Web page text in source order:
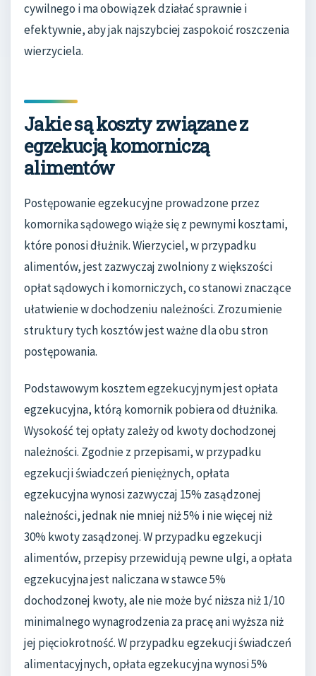
cywilnego i ma obowiązek działać sprawnie i
efektywnie, aby jak najszybciej zaspokoić roszczenia
wierzyciela.
Jakie są koszty związane z
egzekucją komorniczą
alimentów
Postępowanie egzekucyjne prowadzone przez
komornika sądowego wiąże się z pewnymi kosztami,
które ponosi dłużnik. Wierzyciel, w przypadku
alimentów, jest zazwyczaj zwolniony z większości
opłat sądowych i komorniczych, co stanowi znaczące
ułatwienie w dochodzeniu należności. Zrozumienie
struktury tych kosztów jest ważne dla obu stron
postępowania.
Podstawowym kosztem egzekucyjnym jest opłata
egzekucyjna, którą komornik pobiera od dłużnika.
Wysokość tej opłaty zależy od kwoty dochodzonej
należności. Zgodnie z przepisami, w przypadku
egzekucji świadczeń pieniężnych, opłata
egzekucyjna wynosi zazwyczaj 15% zasądzonej
należności, jednak nie mniej niż 5% i nie więcej niż
30% kwoty zasądzonej. W przypadku egzekucji
alimentów, przepisy przewidują pewne ulgi, a opłata
egzekucyjna jest naliczana w stawce 5%
dochodzonej kwoty, ale nie może być niższa niż 1/10
minimalnego wynagrodzenia za pracę ani wyższa niż
jej pięciokrotność. W przypadku egzekucji świadczeń
alimentacyjnych, opłata egzekucyjna wynosi 5%